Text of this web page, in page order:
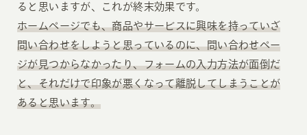
ると思いますが、これが終末効果です。
ホームページでも、商品やサービスに興味を持っていざ
問い合わせをしようと思っているのに、問い合わせペー
ジが見つからなかったり、フォームの入力方法が面倒だ
と、それだけで印象が悪くなって離脱してしまうことが
あると思います。